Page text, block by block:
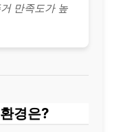
만족도가 높
경은?